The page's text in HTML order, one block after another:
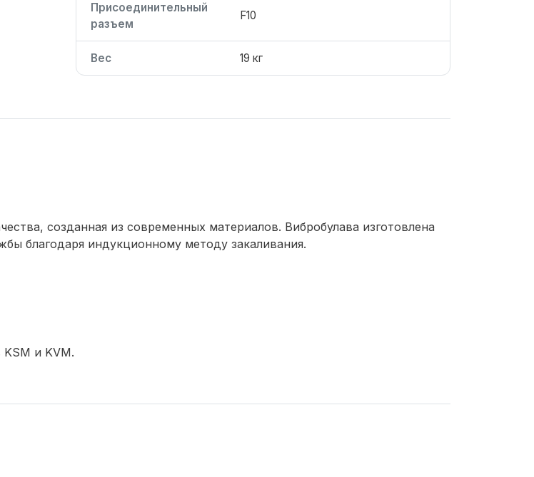
Присоединительный
разъем
F10
Вес 19 кг
созданная из современных материалов. Вибробулава изготовлена
благодаря индукционному методу закаливания.
и KVM.